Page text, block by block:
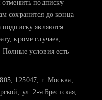
подписку
сохранится до конца
являются
кроме случаев,
Полные условия есть
125047, г. Москва,
ул. 2-я Брестская,